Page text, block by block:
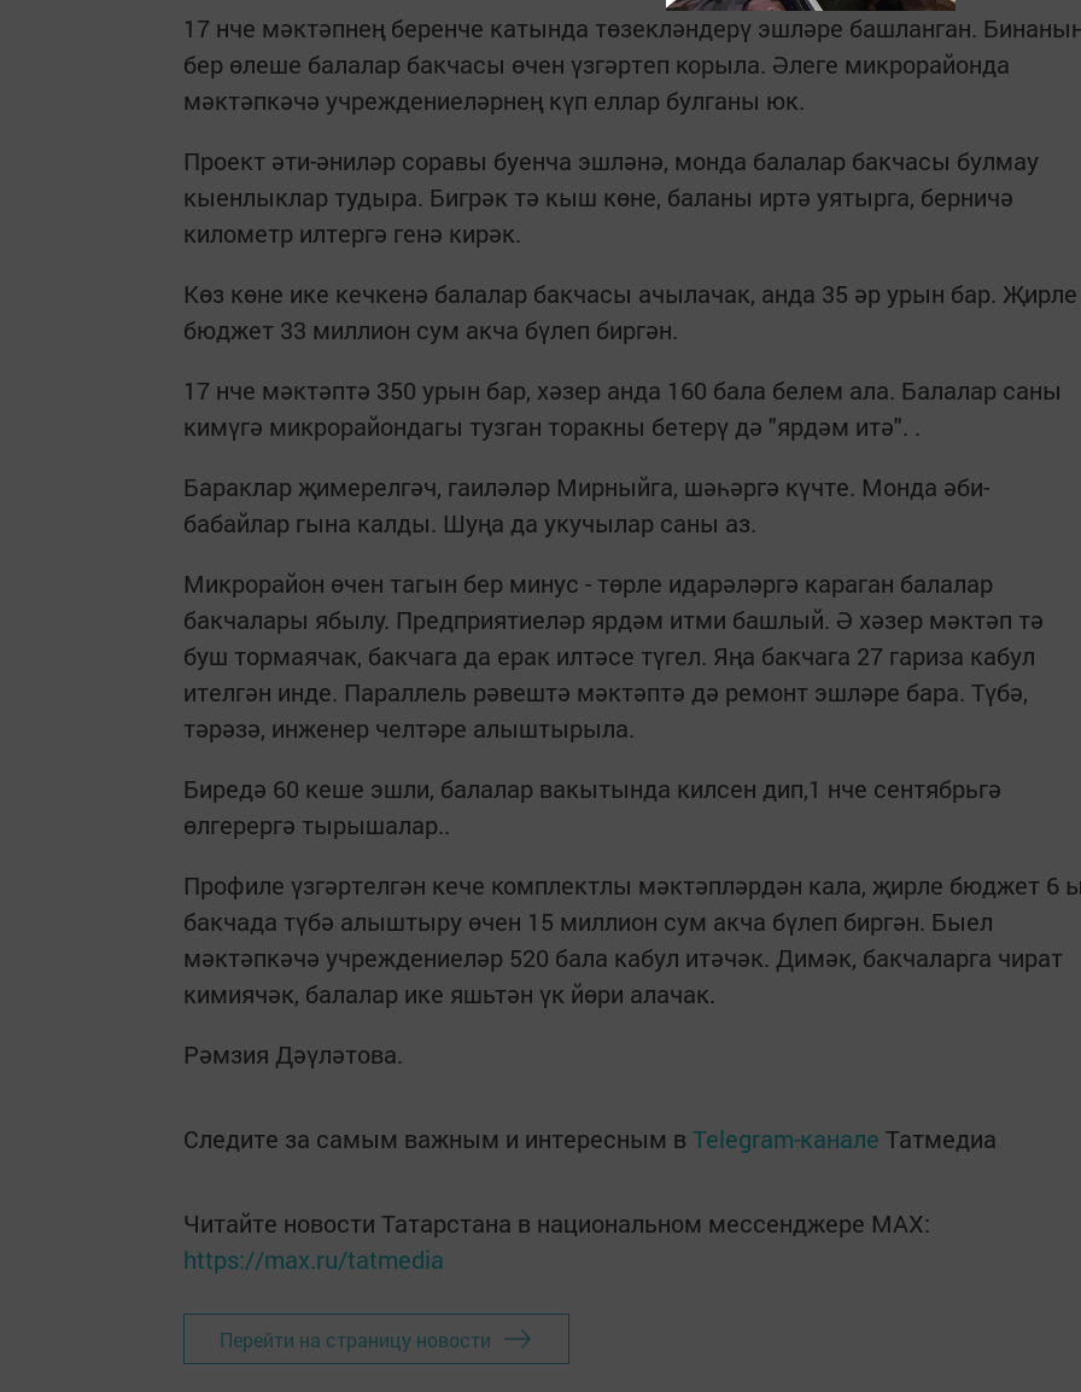
17 нче мәктәпнең беренче катында төзекләндерү эшләре башланган.
бер өлеше балалар бакчасы өчен үзгәртеп корыла. Әлеге микрорайонда
мәктәпкәчә учреждениеләрнең күп еллар булганы юк.
Проект әти-әниләр соравы буенча эшләнә, монда балалар бакчасы булмау
кыенлыклар тудыра. Бигрәк тә кыш көне, баланы иртә уятырга, берничә
километр илтергә генә кирәк.
Көз көне ике кечкенә балалар бакчасы ачылачак, анда 35 әр урын бар. Җирле
бюджет 33 миллион сум акча бүлеп биргән.
17 нче мәктәптә 350 урын бар, хәзер анда 160 бала белем ала. Балалар саны
кимүгә микрорайондагы тузган торакны бетерү дә "ярдәм итә". .
Бараклар җимерелгәч, гаиләләр Мирныйга, шәһәргә күчте. Монда әби-
бабайлар гына калды. Шуңа да укучылар саны аз.
Микрорайон өчен тагын бер минус - төрле идарәләргә караган балалар
бакчалары ябылу. Предприятиеләр ярдәм итми башлый. Ә хәзер мәктәп тә
буш тормаячак, бакчага да ерак илтәсе түгел. Яңа бакчага 27 гариза кабул
ителгән инде. Параллель рәвештә мәктәптә дә ремонт эшләре бара. Түбә,
тәрәзә, инженер челтәре алыштырыла.
Биредә 60 кеше эшли, балалар вакытында килсен дип,1 нче сентябрьгә
өлгерергә тырышалар..
Профиле үзгәртелгән кече комплектлы мәктәпләрдән кала, җирле бюджет 6
бакчада түбә алыштыру өчен 15 миллион сум акча бүлеп биргән. Быел
мәктәпкәчә учреждениеләр 520 бала кабул итәчәк. Димәк, бакчаларга чират
кимиячәк, балалар ике яшьтән үк йөри алачак.
Рәмзия Дәүләтова.
Следите за самым важным и интересным в Telegram-канале Татмедиа
Читайте новости Татарстана в национальном мессенджере MАХ:
https://max.ru/tatmedia
Перейти на страницу новости